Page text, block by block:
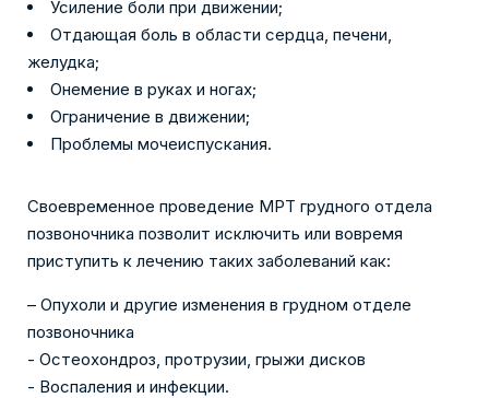
Усиление боли при движении;
Отдающая боль в области сердца, печени,
желудка;
Онемение в руках и ногах;
Ограничение в движении;
Проблемы мочеиспускания.
Своевременное проведение МРТ грудного отдела
позвоночника позволит исключить или вовремя
приступить к лечению таких заболеваний как:
– Опухоли и другие изменения в грудном отделе
позвоночника
- Остеохондроз, протрузии, грыжи дисков
- Воспаления и инфекции.